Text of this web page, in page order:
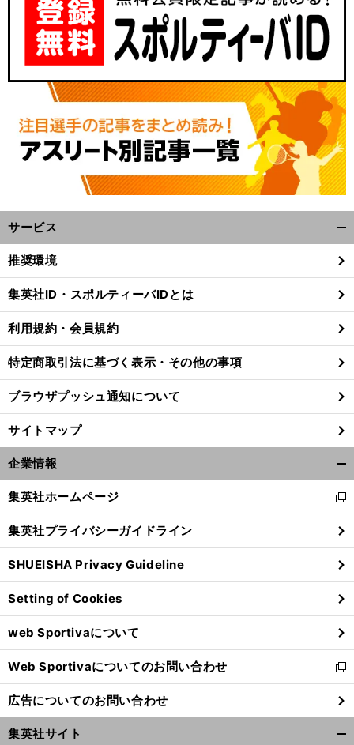
サービス
閉
る
推奨環境
集英社ID・スポルティーバIDとは
利用規約・会員規約
特定商取引法に基づく表示・その他の事項
ブラウザプッシュ通知について
サイトマップ
企業情報
閉
る
集英社ホームページ
新
し
い
ウ
ィ
ン
ド
ウ
で
開
く
集英社プライバシーガイドライン
SHUEISHA Privacy Guideline
Setting of Cookies
web Sportivaについて
Web Sportivaについてのお問い合わせ
新
し
い
ウ
ィ
広告についてのお問い合わせ
集英社サイト